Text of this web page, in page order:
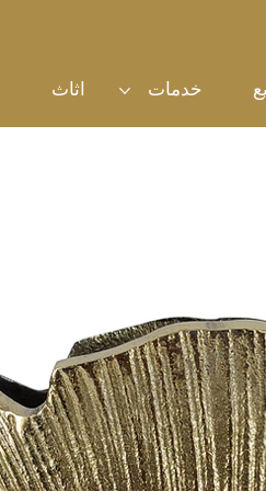
اثاث خدمات